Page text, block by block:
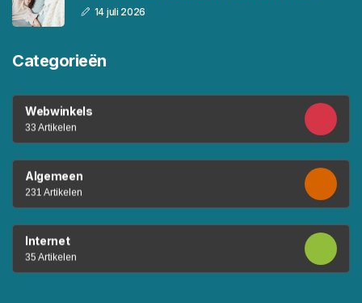
14 juli 2026
Categorieën
Webwinkels
33 Artikelen
Algemeen
231 Artikelen
Internet
35 Artikelen